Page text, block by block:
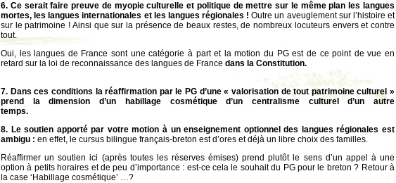
6. Ce serait faire preuve de myopie culturelle et politique de mettre sur le même plan les langues
mortes, les langues internationales et les langues régionales ! Outre un aveuglement sur l’histoire et
sur le patrimoine ! Ainsi que sur la présence de beaux restes, de nombreux locuteurs envers et contre
tout.
Oui, les langues de France sont une catégorie à part et la motion du PG est de ce point de vue en
retard sur la loi de reconnaissance des langues de France dans la Constitution.
7. Dans ces conditions la réaffirmation par le PG d’une « valorisation de tout patrimoine culturel »
prend la dimension d’un habillage cosmétique d’un centralisme culturel d’un autre
temps.
8. Le soutien apporté par votre motion à un enseignement optionnel des langues régionales est
ambigu : en effet, le cursus bilingue français-breton est d’ores et déjà un libre choix des familles.
Réaffirmer un soutien ici (après toutes les réserves émises) prend plutôt le sens d’un appel à une
option à petits horaires et de peu d’importance : est-ce cela le souhait du PG pour le breton ? Retour à
la case ‘Habillage cosmétique’ …?